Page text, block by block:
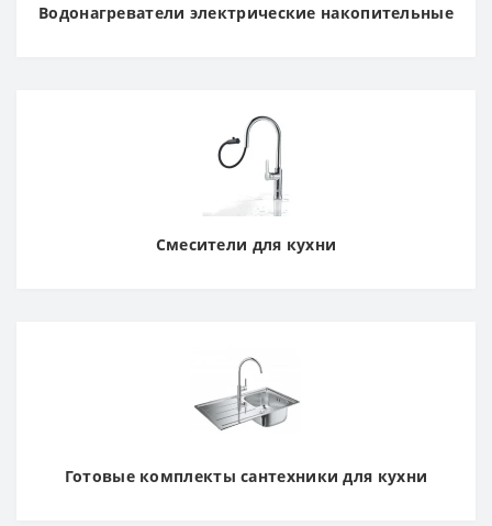
Водонагреватели электрические накопительные
Смесители для кухни
Готовые комплекты сантехники для кухни